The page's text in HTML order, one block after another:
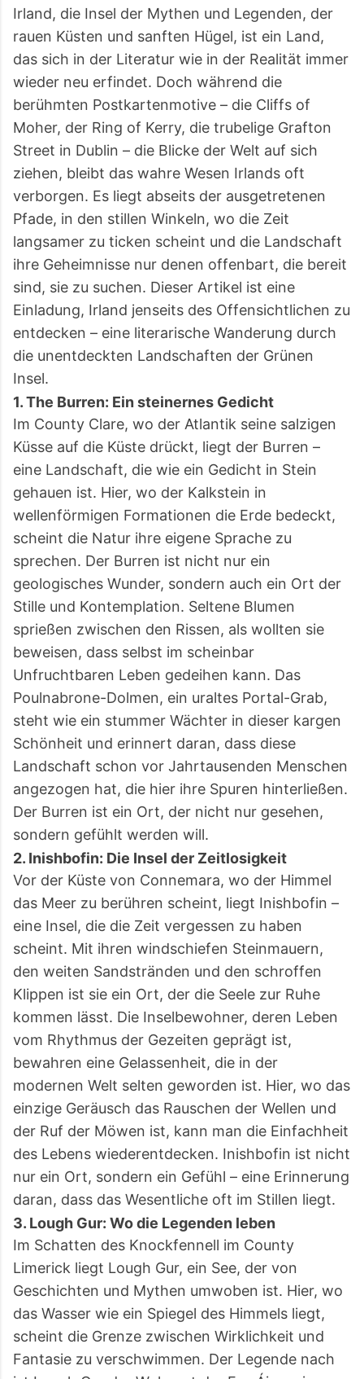
manchmal überraschend trocken – und gleichzeitig
voller Gegensätze. Zwischen überfüllten
Irland, die Insel der Mythen und Legenden, der
rauen Küsten und sanften Hügel, ist ein Land,
das sich in der Literatur wie in der Realität immer
wieder neu erfindet. Doch während die
berühmten Postkartenmotive – die Cliffs of
Moher, der Ring of Kerry, die trubelige Grafton
Street in Dublin – die Blicke der Welt auf sich
ziehen, bleibt das wahre Wesen Irlands oft
verborgen. Es liegt abseits der ausgetretenen
Pfade, in den stillen Winkeln, wo die Zeit
langsamer zu ticken scheint und die Landschaft
ihre Geheimnisse nur denen offenbart, die bereit
sind, sie zu suchen. Dieser Artikel ist eine
Einladung, Irland jenseits des Offensichtlichen zu
entdecken – eine literarische Wanderung durch
die unentdeckten Landschaften der Grünen
Insel.
1. The Burren: Ein steinernes Gedicht
Im County Clare, wo der Atlantik seine salzigen
Küsse auf die Küste drückt, liegt der Burren –
eine Landschaft, die wie ein Gedicht in Stein
gehauen ist. Hier, wo der Kalkstein in
wellenförmigen Formationen die Erde bedeckt,
scheint die Natur ihre eigene Sprache zu
sprechen. Der Burren ist nicht nur ein
geologisches Wunder, sondern auch ein Ort der
Stille und Kontemplation. Seltene Blumen
sprießen zwischen den Rissen, als wollten sie
beweisen, dass selbst im scheinbar
Unfruchtbaren Leben gedeihen kann. Das
Poulnabrone-Dolmen, ein uraltes Portal-Grab,
steht wie ein stummer Wächter in dieser kargen
Schönheit und erinnert daran, dass diese
Landschaft schon vor Jahrtausenden Menschen
angezogen hat, die hier ihre Spuren hinterließen.
Der Burren ist ein Ort, der nicht nur gesehen,
sondern gefühlt werden will.
2. Inishbofin: Die Insel der Zeitlosigkeit
Vor der Küste von Connemara, wo der Himmel
das Meer zu berühren scheint, liegt Inishbofin –
eine Insel, die die Zeit vergessen zu haben
scheint. Mit ihren windschiefen Steinmauern,
den weiten Sandstränden und den schroffen
Klippen ist sie ein Ort, der die Seele zur Ruhe
kommen lässt. Die Inselbewohner, deren Leben
vom Rhythmus der Gezeiten geprägt ist,
bewahren eine Gelassenheit, die in der
modernen Welt selten geworden ist. Hier, wo das
einzige Geräusch das Rauschen der Wellen und
der Ruf der Möwen ist, kann man die Einfachheit
des Lebens wiederentdecken. Inishbofin ist nicht
nur ein Ort, sondern ein Gefühl – eine Erinnerung
daran, dass das Wesentliche oft im Stillen liegt.
3. Lough Gur: Wo die Legenden leben
Im Schatten des Knockfennell im County
Limerick liegt Lough Gur, ein See, der von
Geschichten und Mythen umwoben ist. Hier, wo
das Wasser wie ein Spiegel des Himmels liegt,
scheint die Grenze zwischen Wirklichkeit und
Fantasie zu verschwimmen. Der Legende nach